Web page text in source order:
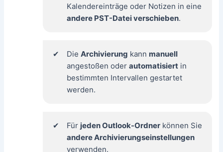
Kalendereinträge oder Notizen in eine
andere PST-Datei verschieben.
DieArchivierung kann manuell
angestoßen oderautomatisiert in
bestimmten Intervallen gestartet
werden.
Für jeden Outlook-Ordner können Sie
andere Archivierungseinstellungen
verwenden.